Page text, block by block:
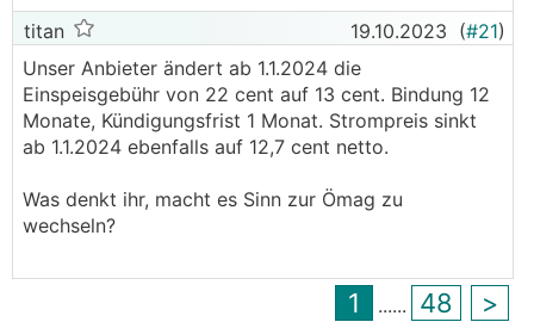
Hier sprechen aber die wenigsten Leet🙃
───────────────
Aber vielleicht will er den wenigen Eingeweihten
irgendwas sagen (Achtung Verschwörung im
Anmarsch😂)
titan 19.10.2023 (#21)
Unser Anbieter ändert ab 1.1.2024 die
Einspeisgebühr von 22 cent auf 13 cent. Bindung 12
Monate, Kündigungsfrist 1 Monat. Strompreis sinkt
ab 1.1.2024 ebenfalls auf 12,7 cent netto.
Was denkt ihr, macht es Sinn zur Ömag zu
wechseln?
1 ...... 48 >